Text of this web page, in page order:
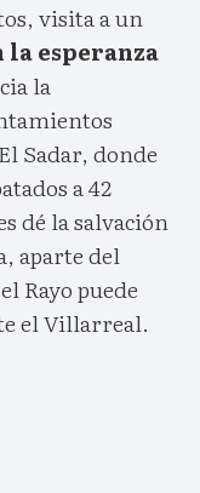
visita a un
la esperanza
la
Sadar, donde
a 42
dé la salvación
aparte del
Rayo puede
el Villarreal.